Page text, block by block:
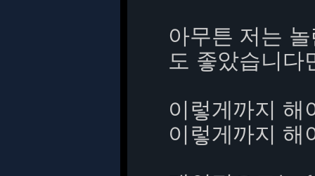
아무튼 저는
도 좋았습니다
이렇게까지 해
이렇게까지 해